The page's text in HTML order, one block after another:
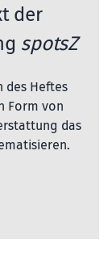
der
spotsZ
des Heftes
Form von
das